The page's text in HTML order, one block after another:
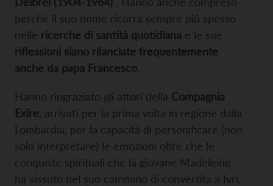
perchè il suo nome ricorra sempre più spesso
nelle ricerche di santità quotidiana e le sue
riflessioni siano rilanciate frequentemente
anche da papa Francesco.
Hanno ringraziato gli attori della Compagnia
Exire , arrivati per la prima volta in regione dalla
Lombardia, per la capacità di personificare (non
solo interpretare) le emozioni oltre che le
conquiste spirituali che la giovane Madeleine
ha vissuto nel suo cammino di convertita a Ivrì,